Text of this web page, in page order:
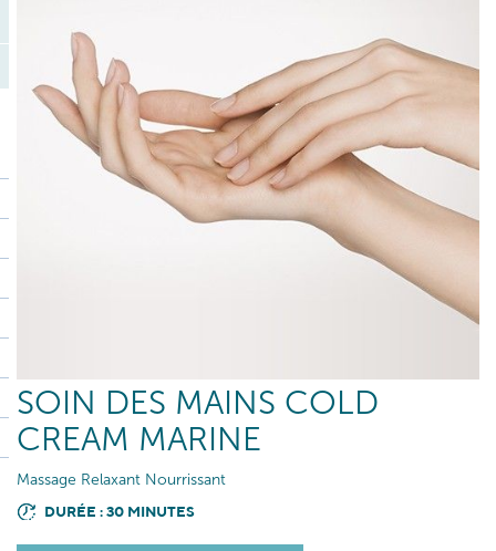
SOIN DES MAINS COLD
CREAM MARINE
Massage Relaxant Nourrissant
DURÉE : 30 MINUTES